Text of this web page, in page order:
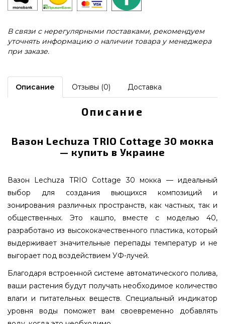
В связи с нерегулярными поставками, рекомендуем
уточнять информацию о наличии товара у менеджера
при заказе.
Описание Отзывы (0) Доставка
Описание
Вазон Lechuza TRIO Cottage 30 мокка
— купить в Украине
Вазон Lechuza TRIO Cottage 30 мокка — идеальный
выбор для создания вьющихся композиций и
зонирования различных пространств, как частных, так и
общественных. Это кашпо, вместе с моделью 40,
разработано из высококачественного пластика, который
выдерживает значительные перепады температур и не
выгорает под воздействием УФ-лучей.
Благодаря встроенной системе автоматического полива,
ваши растения будут получать необходимое количество
влаги и питательных веществ. Специальный индикатор
уровня воды поможет вам своевременно добавлять